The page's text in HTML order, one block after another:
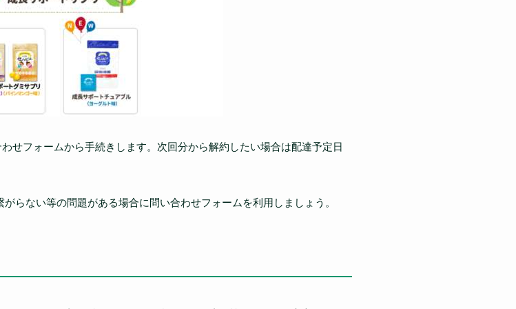
せフォームから手続きします。次回分から解約したい場合は配達予定日
がらない等の問題がある場合に問い合わせフォームを利用しましょう。